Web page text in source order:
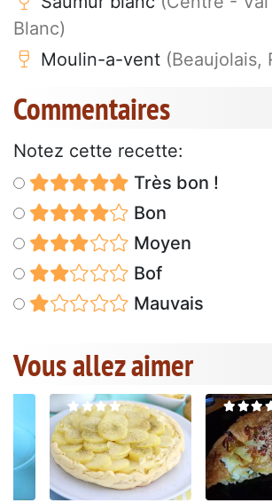
Blanc)
Moulin-a-vent (Beaujolais,
Commentaires
Notez cette recette:
Très bon !
Bon
Moyen
Bof
Mauvais
Vous allez aimer